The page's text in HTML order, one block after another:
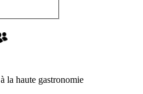
la haute gastronomie